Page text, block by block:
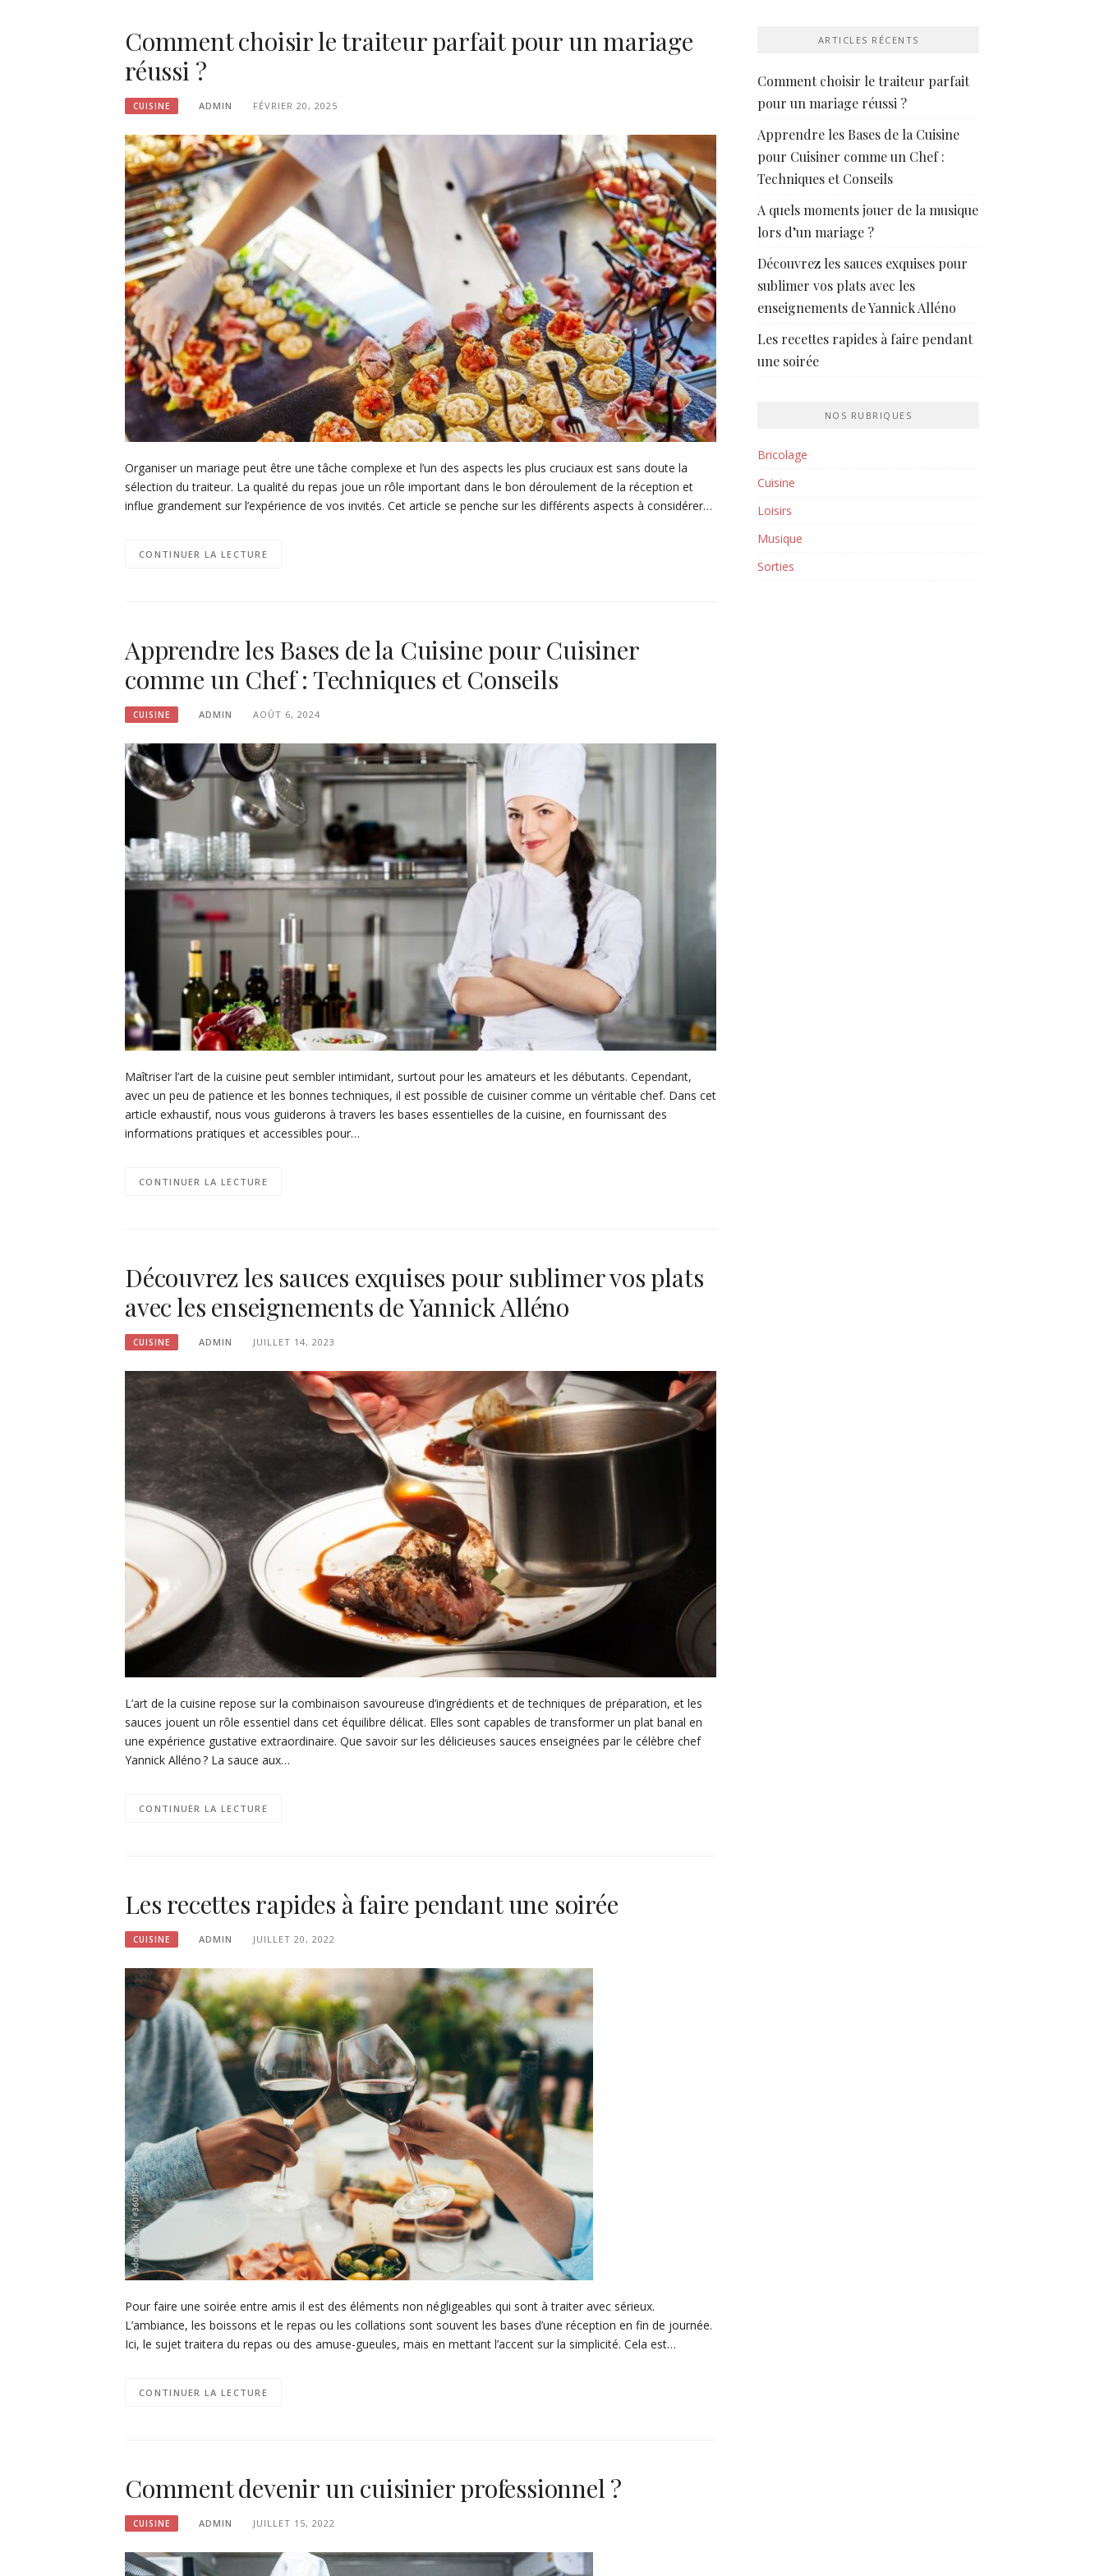
Comment choisir le traiteur parfait pour un mariage
réussi ?
CUISINE ADMIN FÉVRIER 20, 2025
Organiser un mariage peut être une tâche complexe et l’un des aspects les plus cruciaux est sans doute la
sélection du traiteur. La qualité du repas joue un rôle important dans le bon déroulement de la réception et
influe grandement sur l’expérience de vos invités. Cet article se penche sur les différents aspects à considérer…
CONTINUER LA LECTURE
Apprendre les Bases de la Cuisine pour Cuisiner
comme un Chef : Techniques et Conseils
CUISINE ADMIN AOÛT 6, 2024
Maîtriser l’art de la cuisine peut sembler intimidant, surtout pour les amateurs et les débutants. Cependant,
avec un peu de patience et les bonnes techniques, il est possible de cuisiner comme un véritable chef. Dans cet
article exhaustif, nous vous guiderons à travers les bases essentielles de la cuisine, en fournissant des
informations pratiques et accessibles pour…
CONTINUER LA LECTURE
Découvrez les sauces exquises pour sublimer vos plats
avec les enseignements de Yannick Alléno
CUISINE ADMIN JUILLET 14, 2023
L’art de la cuisine repose sur la combinaison savoureuse d’ingrédients et de techniques de préparation, et les
sauces jouent un rôle essentiel dans cet équilibre délicat. Elles sont capables de transformer un plat banal en
une expérience gustative extraordinaire. Que savoir sur les délicieuses sauces enseignées par le célèbre chef
Yannick Alléno ? La sauce aux…
CONTINUER LA LECTURE
Les recettes rapides à faire pendant une soirée
CUISINE ADMIN JUILLET 20, 2022
Pour faire une soirée entre amis il est des éléments non négligeables qui sont à traiter avec sérieux.
L’ambiance, les boissons et le repas ou les collations sont souvent les bases d’une réception en fin de journée.
Ici, le sujet traitera du repas ou des amuse-gueules, mais en mettant l’accent sur la simplicité. Cela est…
CONTINUER LA LECTURE
Comment devenir un cuisinier professionnel ?
CUISINE ADMIN JUILLET 15, 2022
ARTICLES RÉCENTS
Comment choisir le traiteur parfait
pour un mariage réussi ?
Apprendre les Bases de la Cuisine
pour Cuisiner comme un Chef :
Techniques et Conseils
A quels moments jouer de la musique
lors d’un mariage ?
Découvrez les sauces exquises pour
sublimer vos plats avec les
enseignements de Yannick Alléno
Les recettes rapides à faire pendant
une soirée
NOS RUBRIQUES
Bricolage
Cuisine
Loisirs
Musique
Sorties